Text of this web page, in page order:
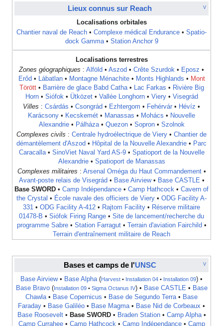
V
Lieux connus sur Reach
Localisations orbitales
Chantier naval de Reach • Complexe médical Endurance • Spatio-
dock Gamma• Station Anchor 9
Localisations terrestres
Zones géographiques : Alföld • Aszod • Crête Szurdok • Eposz •
Erőd • Lábatlan• Montagne Ménachite• Monts Highlands • Mont
Törött• Barrière de glace Babd Catha• Lac Farkas • Rivière Big
Horn• Siófok • Ütközet• Vallée Longhorn• Viery• Visegrád
Villes : Csárdás • Csongrád • Ezhtergom • Fehérvár • Hévíz •
Karácsony • Kecskemét • Manassas • Mohács • Nouvelle
Alexandrie• Pálháza• Quezon• Sopron• Szolnok
Complexes civils : Centrale hydroélectrique de Viery • Chantier de
démantèlement d'Aszod • Hôpital de la Nouvelle Alexandrie • Parc
Caracalla• SinoViet Naval Yard AS-9• Spatioport de la Nouvelle
Alexandrie• Spatioport de Manassas
Complexes militaires : Arsenal Oméga du Haut Commandement•
Avant-poste relais de Visegrád • Base Airview• Base CASTLE •
Base SWORD • Camp Indépendance • Camp Hathcock • Cavern of
the Crystal • École navale des officiers de Viery • ODG Facility A-
331 • ODG Facility A-412 • Rajtom Facility • Réserve militaire
01478-B • Siófok Firing Range • Site de lancement/recherche du
programme Sabre• Station Farragut• Terrain d'aviation Fairchild •
Terrain d'entraînement militaire de Reach
V
Bases et camps de l'UNSC
Base Airview• Base Alpha (Harvest • Installation 04 • Installation 09) •
Base Bravo(Installation 09• Sigma Octanus IV) • Base CASTLE • Base
Chawla • Base Copernicus • Base de Segundo Terra • Base
Faraday • Base Galiléo • Base Magma • Base Nid de Corbeaux •
Base Roosevelt• Base SWORD• Braden Station• Camp Alpha•
Camp Currahee• Camp Hathcock • Camp Indépendance• Camp